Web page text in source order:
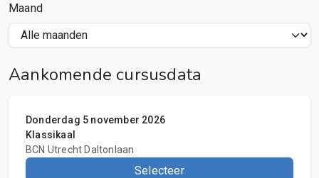
Maand
Aankomende cursusdata
Donderdag 5 november 2026
Klassikaal
BCN Utrecht Daltonlaan
Selecteer